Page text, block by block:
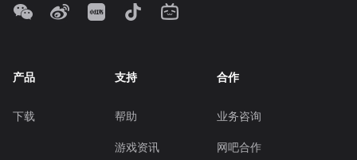
产品
下载
支持
帮助
游戏资讯
合作
业务咨询
网吧合作